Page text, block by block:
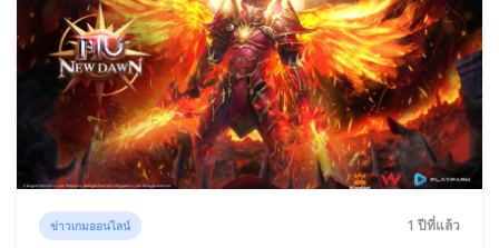
ข่าวเกมออนไลน์ 1 ปีที่แล้ว